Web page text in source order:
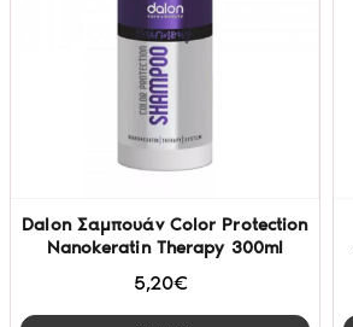
Dalon Σαμπουάν Color Protection
Nanokeratin Therapy 300ml
5,20€